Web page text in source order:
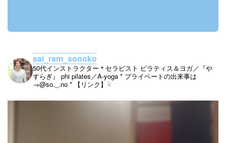
sai_ram_sonoko
50代インストラクター＊セラピスト ピラティス＆ヨガ／『や
すらぎ』
phi pilates／A-yoga * プライベートの出来事は
→@so._.no * 【リンク】☟